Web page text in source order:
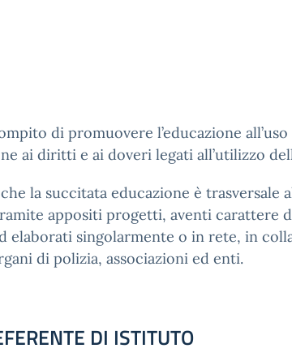
di promuovere l’educazione
ai diritti e ai doveri legati all’utilizzo
la succitata educazione è
appositi progetti, aventi carattere
elaborati singolarmente o in rete, in
di polizia, associazioni ed enti.
DI ISTITUTO